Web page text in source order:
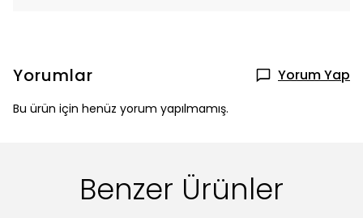
Yorumlar Yorum Yap
Bu ürün için henüz yorum yapılmamış.
Benzer Ürünler